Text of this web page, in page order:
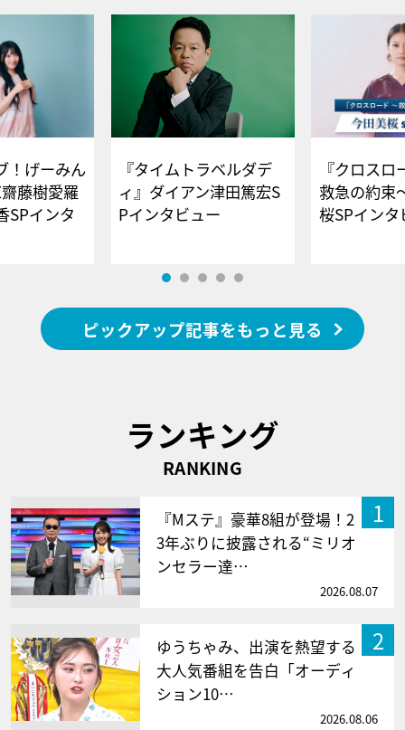
！げーみん
藤樹愛羅
SPインタ
『タイムトラベルダデ
ィ』ダイアン津田篤宏S
Pインタビュー
『クロス
救急の約束
桜SPイ
ピックアップ記事をもっと見る
ランキング
RANKING
1
『Mステ』豪華8組が登場！2
3年ぶりに披露される“ミリオ
ンセラー達…
2026.08.07
2
ゆうちゃみ、出演を熱望する
大人気番組を告白「オーディ
ション10…
2026.08.06